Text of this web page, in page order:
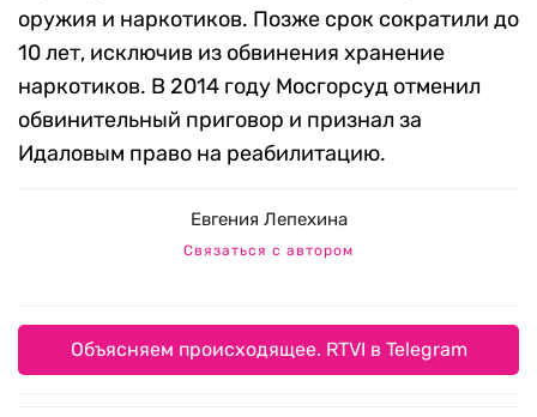
оружия и наркотиков. Позже срок сократили до
10 лет, исключив из обвинения хранение
наркотиков. В 2014 году Мосгорсуд отменил
обвинительный приговор и признал за
Идаловым право на реабилитацию.
Евгения Лепехина
Связаться с автором
Объясняем происходящее. RTVI в Telegram